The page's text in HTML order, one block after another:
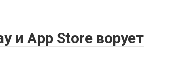
и App Store ворует